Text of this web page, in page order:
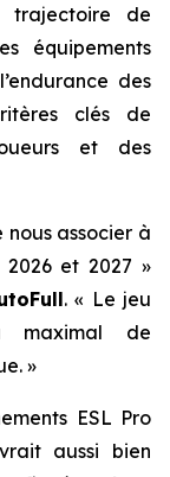
trajectoire de
équipements
des
clés de
et des
nous associer à
2026 et 2027 »
. « Le jeu
maximal de
»
ESL Pro
aussi bien